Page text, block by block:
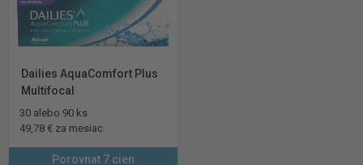
Dailies AquaComfort Plus
Multifocal
30 alebo 90 ks
49,78 € za mesiac
Porovnat 7 cien